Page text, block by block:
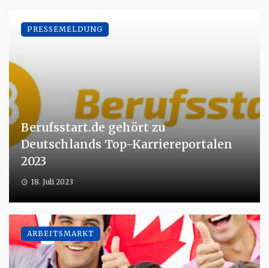
Berufsstart.de gehört zu
Deutschlands Top-Karriereportalen
2023
18. Juli 2023
PRESSEMELDUNG
ARBEITSMARKT